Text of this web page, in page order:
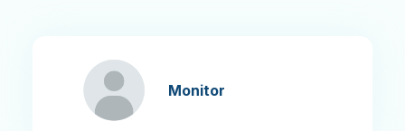
Monitor